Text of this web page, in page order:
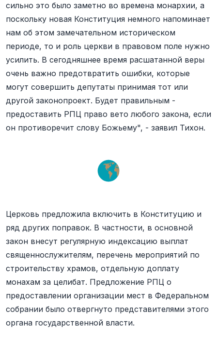
сильно это было заметно во времена монархии, а
поскольку новая Конституция немного напоминает
нам об этом замечательном историческом
периоде, то и роль церкви в правовом поле нужно
усилить. В сегодняшнее время расшатанной веры
очень важно предотвратить ошибки, которые
могут совершить депутаты принимая тот или
другой законопроект. Будет правильным -
предоставить РПЦ право вето любого закона, если
он противоречит слову Божьему", - заявил Тихон.
Церковь предложила включить в Конституцию и
ряд других поправок. В частности, в основной
закон внесут регулярную индексацию выплат
священнослужителям, перечень мероприятий по
строительству храмов, отдельную доплату
монахам за целибат. Предложение РПЦ о
предоставлении организации мест в Федеральном
собрании было отвергнуто представителями этого
органа государственной власти.